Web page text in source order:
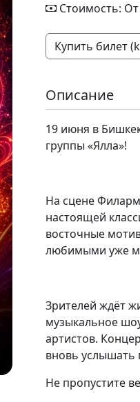
Стоимость:
Купить билет
Описание
19 июня в
группы «Ялла»!
На сцене
настоящей
восточные
любимыми уже
Зрителей ждёт
музыкальное
артистов.
вновь услышать
Не пропустите